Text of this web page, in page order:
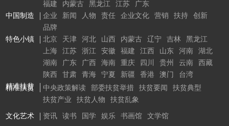
福建
内蒙古 黑龙江 江苏
广东
中国制造
企业 新闻 人物 责任 企业文化 营销 扶持
创新
品牌
特色小镇
北京 天津 河北 山西 内蒙古 辽宁 吉林
黑龙江
上海
江苏 浙江 安徽 福建 江西 山东 河南
湖北
湖南
广东 广西 海南 重庆 四川 贵州 云南
西藏
陕西
甘肃 青海 宁夏 新疆 香港 澳门
台湾
精准扶贫
文化艺术 资讯 读书 国学 娱乐 书画馆 文学馆
精准扶贫 中央政策解读 部委扶贫举措 扶贫要闻
扶贫典型
扶贫产业
扶贫人物 扶贫乱象